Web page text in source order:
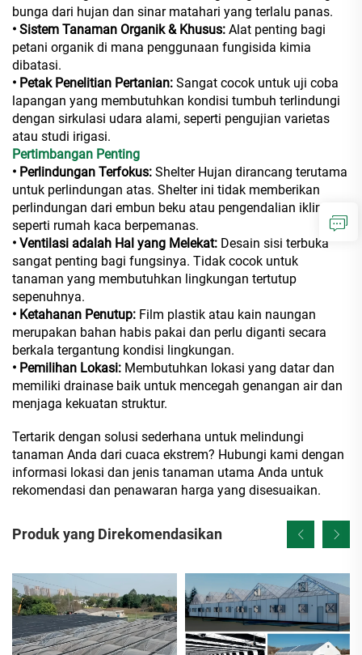
bunga dari hujan dan sinar matahari yang terlalu panas.
• Sistem Tanaman Organik & Khusus: Alat penting bagi
petani organik di mana penggunaan fungisida kimia
dibatasi.
• Petak Penelitian Pertanian: Sangat cocok untuk uji coba
lapangan yang membutuhkan kondisi tumbuh terlindungi
dengan sirkulasi udara alami, seperti pengujian varietas
atau studi irigasi.
Pertimbangan Penting
• Perlindungan Terfokus: Shelter Hujan dirancang terutama
untuk perlindungan atas. Shelter ini tidak memberikan
perlindungan dari embun beku atau pengendalian iklim
seperti rumah kaca berpemanas.
• Ventilasi adalah Hal yang Melekat: Desain sisi terbuka
sangat penting bagi fungsinya. Tidak cocok untuk
tanaman yang membutuhkan lingkungan tertutup
sepenuhnya.
• Ketahanan Penutup: Film plastik atau kain naungan
merupakan bahan habis pakai dan perlu diganti secara
berkala tergantung kondisi lingkungan.
• Pemilihan Lokasi: Membutuhkan lokasi yang datar dan
memiliki drainase baik untuk mencegah genangan air dan
menjaga kekuatan struktur.
Tertarik dengan solusi sederhana untuk melindungi
tanaman Anda dari cuaca ekstrem? Hubungi kami dengan
informasi lokasi dan jenis tanaman utama Anda untuk
rekomendasi dan penawaran harga yang disesuaikan.
Produk yang Direkomendasikan